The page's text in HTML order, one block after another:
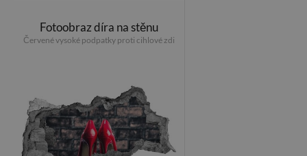
Fotoobraz díra na stěnu
Červené vysoké podpatky proti cihlové zdi